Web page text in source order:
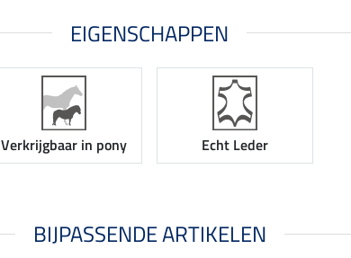
EIGENSCHAPPEN
Verkrijgbaar in pony Echt Leder
BIJPASSENDE ARTIKELEN